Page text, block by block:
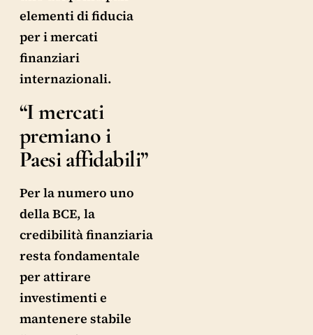
elementi di fiducia
per i mercati
finanziari
internazionali.
“I mercati
premiano i
Paesi affidabili”
Per la numero uno
della BCE, la
credibilità finanziaria
resta fondamentale
per attirare
investimenti e
mantenere stabile